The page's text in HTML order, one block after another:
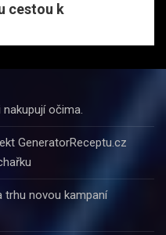
cestou k
očima.
GeneratorReceptu.cz
trhu novou kampaní